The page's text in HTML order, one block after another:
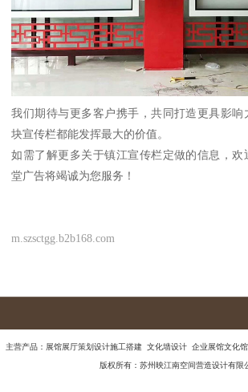
我们期待与更多客户携手，共同打造更具影响
块宣传栏都能发挥最大的价值。
如需了解更多关于镇江宣传栏定做的信息，欢
堂广告将竭诚为您服务！
m.szsctgg.b2b168.com
主营产品：展馆展厅策划设计施工搭建 文化墙设计 企业展馆文化
版权所有：苏州映江南空间营造设计有限